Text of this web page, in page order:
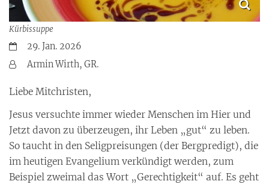
Kürbissuppe
Datum:29. Jan. 2026
Von:Armin Wirth, GR.
Liebe Mitchristen,
Jesus versuchte immer wieder Menschen im Hier und
Jetzt davon zu überzeugen, ihr Leben „gut“ zu leben.
So taucht in den Seligpreisungen (der Bergpredigt), die
im heutigen Evangelium verkündigt werden, zum
Beispiel zweimal das Wort „Gerechtigkeit“ auf. Es geht